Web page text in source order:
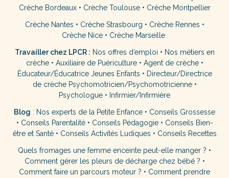
Crèche Bordeaux• Crèche Toulouse• Crèche Montpellier
Crèche Nantes • Crèche Strasbourg • Crèche Rennes •
Crèche Nice • Crèche Marseille
Travailler chez LPCR : Nos offres d’emploi • Nos métiers en
crèche• Auxiliaire de Puériculture• Agent de crèche•
Éducateur/Éducatrice Jeunes Enfants • Directeur/Directrice
de crèche Psychomotricien/Psychomotricienne•
Psychologue • Infirmier/Infirmière
Blog : Nos experts de la Petite Enfance • Conseils Grossesse
• Conseils Parentalité• Conseils Pédagogie• Conseils Bien-
être et Santé• Conseils Activités Ludiques • Conseils Recettes
Quels fromages une femme enceinte peut-elle manger ? •
Comment gérer les pleurs de décharge chez bébé ? •
Comment faire un parcours moteur ? • Comment prendre